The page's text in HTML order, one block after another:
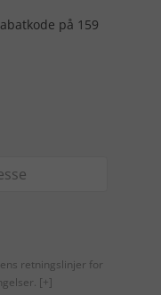
på 159
retningslinjer for
[+]